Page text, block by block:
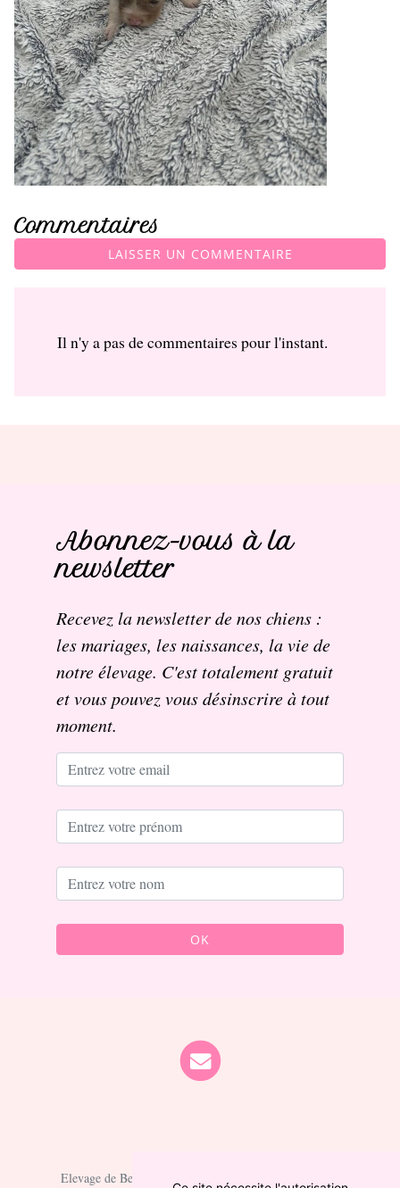
Commentaires
LAISSER UN COMMENTAIRE
Il n'y a pas de commentaires pour l'instant.
Abonnez-vous à la
newsletter
Recevez la newsletter de nos chiens :
les mariages, les naissances, la vie de
notre élevage. C'est totalement gratuit
et vous pouvez vous désinscrire à tout
moment.
OK
Elevage de Berger australien depuis 2021 situé en Cher